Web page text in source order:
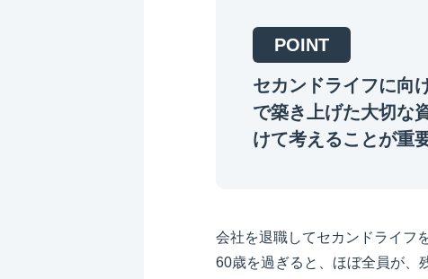
POINT
セカンドライフに向
で築き上げた大切な
けて考えることが重
会社を退職してセカンドライフ
60歳を過ぎると、ほぼ全員が、